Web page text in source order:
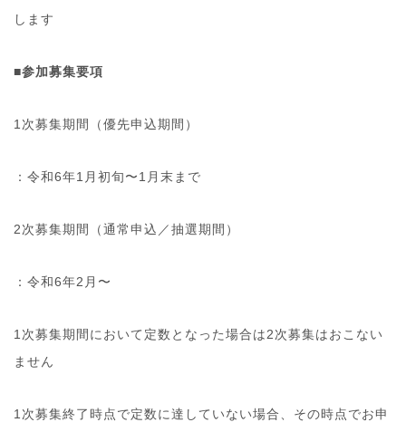
します
■参加募集要項
1次募集期間（優先申込期間）
：令和6年1月初旬〜1月末まで
2次募集期間（通常申込／抽選期間）
：令和6年2月〜
1次募集期間において定数となった場合は2次募集はおこない
ません
1次募集終了時点で定数に達していない場合、その時点でお申